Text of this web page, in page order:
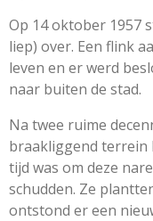
Op 14 oktober 1957
liep) over. Een flink
leven en er werd
naar buiten de stad.
Na twee ruime
braakliggend terrein
tijd was om deze
schudden. Ze
ontstond er een